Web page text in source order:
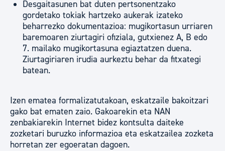
Desgaitasunen bat duten pertsonentzako
gordetako tokiak hartzeko aukerak izateko
beharrezko dokumentazioa: mugikortasun urriaren
baremoaren ziurtagiri ofiziala, gutxienez A, B edo
7. mailako mugikortasuna egiaztatzen duena.
Ziurtagiriaren irudia aurkeztu behar da fitxategi
batean.
Izen ematea formalizatutakoan, eskatzaile bakoitzari
gako bat ematen zaio. Gakoarekin eta NAN
zenbakiarekin Internet bidez kontsulta daiteke
zozketari buruzko informazioa eta eskatzailea zozketa
horretan zer egoeratan dagoen.